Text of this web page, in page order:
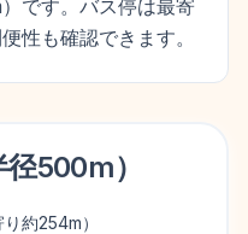
です。バス停は最寄
性も確認できます。
径500m）
り約254m）